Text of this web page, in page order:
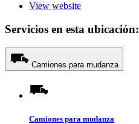
View website
Servicios en esta ubicación:
Camiones para mudanza
Camiones para mudanza